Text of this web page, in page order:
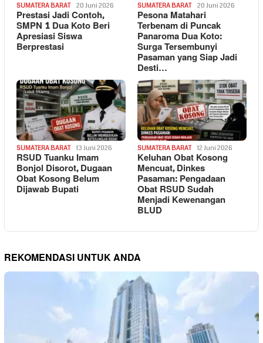
SUMATERA BARAT 20 Juni 2026
Prestasi Jadi Contoh,
SMPN 1 Dua Koto Beri
Apresiasi Siswa
Berprestasi
SUMATERA BARAT 20 Juni 2026
Pesona Matahari
Terbenam di Puncak
Panaroma Dua Koto:
Surga Tersembunyi
Pasaman yang Siap Jadi
Desti…
SUMATERA BARAT 13 Juni 2026
RSUD Tuanku Imam
Bonjol Disorot, Dugaan
Obat Kosong Belum
Dijawab Bupati
SUMATERA BARAT 12 Juni 2026
Keluhan Obat Kosong
Mencuat, Dinkes
Pasaman: Pengadaan
Obat RSUD Sudah
Menjadi Kewenangan
BLUD
REKOMENDASI UNTUK ANDA